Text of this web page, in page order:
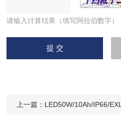
请输入计算结果（填写阿拉伯数字）
上一篇： LED50W/10Ah/IP66/EXLED便携